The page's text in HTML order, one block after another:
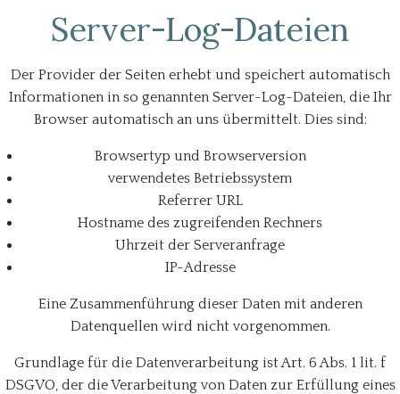
Server-Log-Dateien
Der Provider der Seiten erhebt und speichert automatisch
Informationen in so genannten Server-Log-Dateien, die Ihr
Browser automatisch an uns übermittelt. Dies sind:
Browsertyp und Browserversion
verwendetes Betriebssystem
Referrer URL
Hostname des zugreifenden Rechners
Uhrzeit der Serveranfrage
IP-Adresse
Eine Zusammenführung dieser Daten mit anderen
Datenquellen wird nicht vorgenommen.
Grundlage für die Datenverarbeitung ist Art. 6 Abs. 1 lit. f
DSGVO, der die Verarbeitung von Daten zur Erfüllung eines